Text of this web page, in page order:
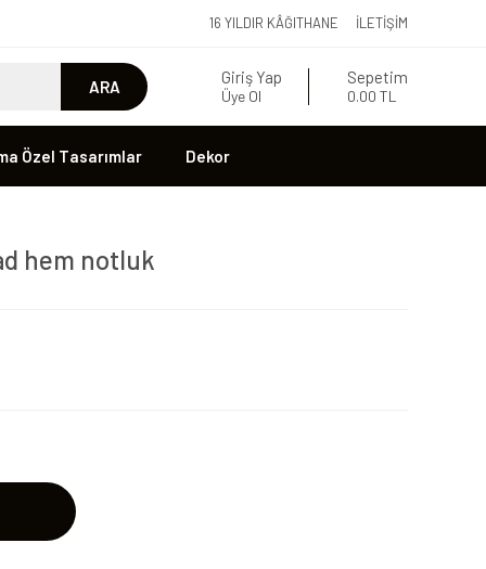
16 YILDIR KÂĞITHANE İLETIŞIM
ARA Giriş Yap
Üye Ol
Sepetim
0.00 TL
Özel Tasarımlar Dekor
hem notluk